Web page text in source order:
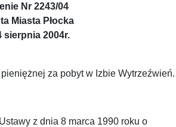
Nr 2243/04
Miasta Płocka
sierpnia 2004r.
za pobyt w Izbie Wytrzeźwień.
z dnia 8 marca 1990 roku o